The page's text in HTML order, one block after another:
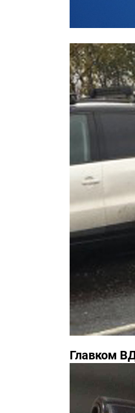
СМИ: над
Главком